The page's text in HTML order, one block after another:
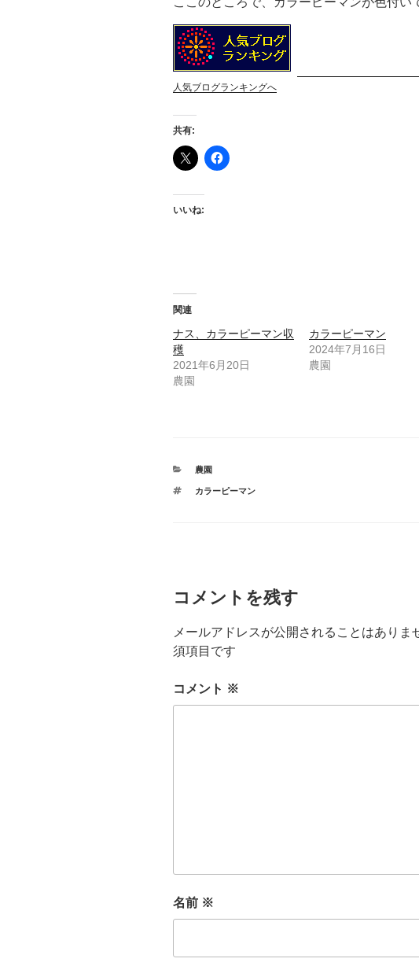
人気ブログランキングへ
共有:
いいね:
関連
ナス、カラーピーマン収
穫
2021年6月20日
農園
カラーピーマン
2024年7月16日
農園
カ
ゴ
農園
タ
カラーピーマン
コメントを残す
メールアドレスが公開されることはありま
須項目です
コメント ※
名前 ※